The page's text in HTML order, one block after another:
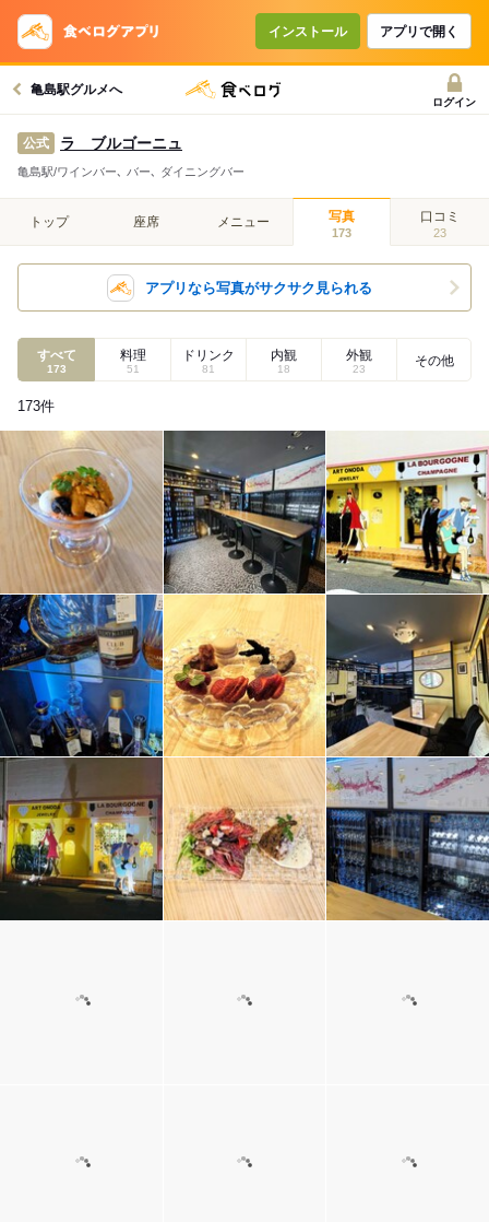
インストール アプリで開く
亀島駅グルメへ
ログイン
公式 ラ ブルゴーニュ
亀島駅/ワインバー､ バー､ ダイニングバー
トップ 座席 メニュー 写真
173
口コミ
23
アプリなら写真がサクサク見られる
すべて
173
料理
51
ドリンク
81
内観
18
外観
23
その他
173件